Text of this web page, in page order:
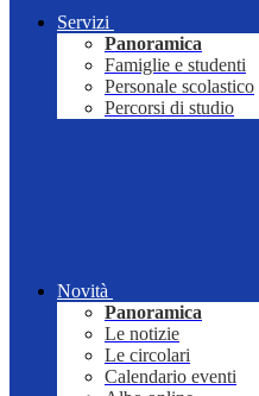
Servizi
Panoramica
Famiglie e studenti
Personale scolastico
Percorsi di studio
Novità
Panoramica
Le notizie
Le circolari
Calendario eventi